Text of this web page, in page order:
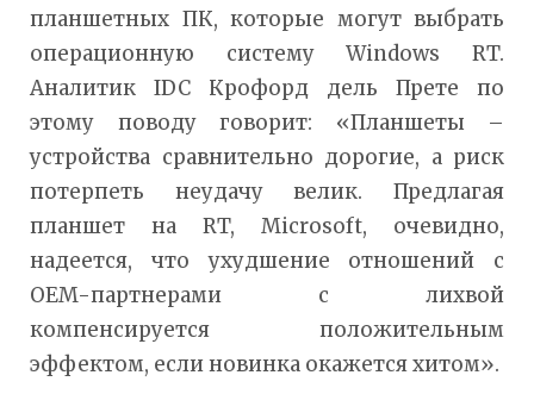
планшетных ПК, которые могут выбрать
операционную систему Windows RT.
Аналитик IDC Крофорд дель Прете по
этому поводу говорит: «Планшеты –
устройства сравнительно дорогие, а риск
потерпеть неудачу велик. Предлагая
планшет на RT, Microsoft, очевидно,
надеется, что ухудшение отношений с
OEM-партнерами с лихвой
компенсируется положительным
эффектом, если новинка окажется хитом».